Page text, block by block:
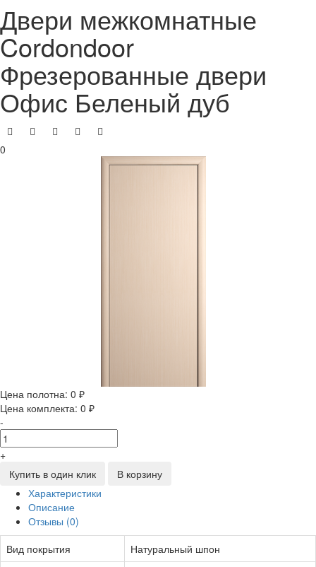
Двери межкомнатные
Cordondoor
Фрезерованные двери
Офис Беленый дуб
0
Цена полотна: 0 ₽
Цена комплекта: 0 ₽
-
+
Купить в один клик
В корзину
Характеристики
Описание
Отзывы (0)
Вид покрытия
Натуральный шпон